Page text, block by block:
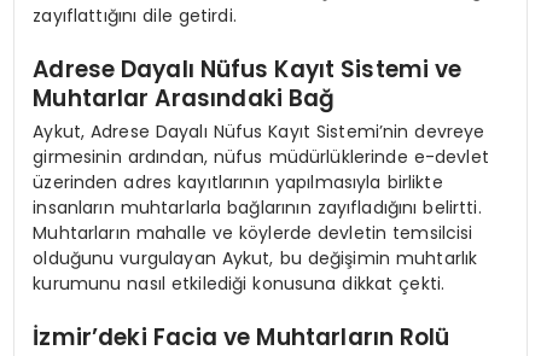
zayıflattığını dile getirdi.
Adrese Dayalı Nüfus Kayıt Sistemi ve
Muhtarlar Arasındaki Bağ
Aykut, Adrese Dayalı Nüfus Kayıt Sistemi’nin devreye
girmesinin ardından, nüfus müdürlüklerinde e-devlet
üzerinden adres kayıtlarının yapılmasıyla birlikte
insanların muhtarlarla bağlarının zayıfladığını belirtti.
Muhtarların mahalle ve köylerde devletin temsilcisi
olduğunu vurgulayan Aykut, bu değişimin muhtarlık
kurumunu nasıl etkilediği konusuna dikkat çekti.
İzmir’deki Facia ve Muhtarların Rolü